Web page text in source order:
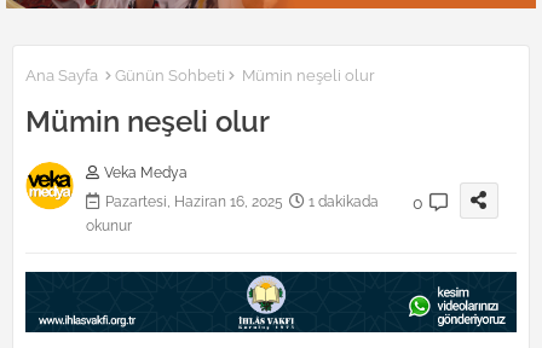
Ana Sayfa Günün Sohbeti Mümin neşeli olur
Mümin neşeli olur
Veka Medya
Pazartesi, Haziran 16, 2025
1 dakikada
okunur
0